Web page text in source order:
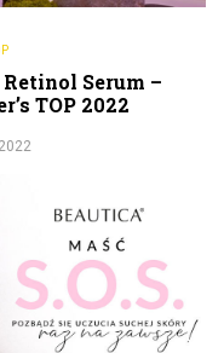
Serum –
TOP 2022